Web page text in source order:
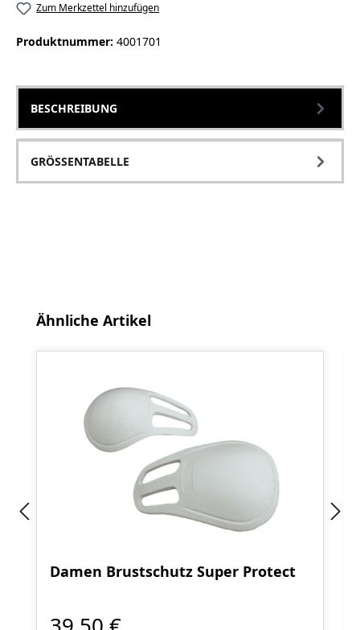
Zum Merkzettel hinzufügen
Produktnummer: 4001701
BESCHREIBUNG
GRÖSSENTABELLE
Produktgalerie überspringen
Ähnliche Artikel
Damen Brustschutz Super Protect